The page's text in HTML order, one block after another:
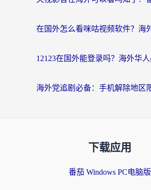
下载应用
番茄 Windows PC电脑版